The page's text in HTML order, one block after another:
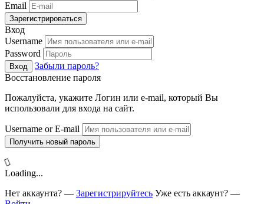
Email
Зарегистрироваться
Вход
Username
Password
Вход
Забыли пароль?
Восстановление пароля
Пожалуйста, укажите Логин или e-mail, который Вы
использовали для входа на сайт.
Username or E-mail
Получить новый пароль
Loading...
Нет аккаунта? — Зарегистрируйтесь Уже есть аккаунт? —